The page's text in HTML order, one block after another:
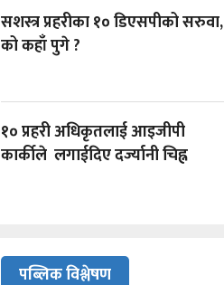
सशस्त्र प्रहरीका १० डिएसपीको सरुवा,
को कहाँ पुगे ?
१० प्रहरी अधिकृतलाई आइजीपी
कार्कीले लगाईदिए दर्ज्यानी चिह्न
पब्लिक विश्लेषण